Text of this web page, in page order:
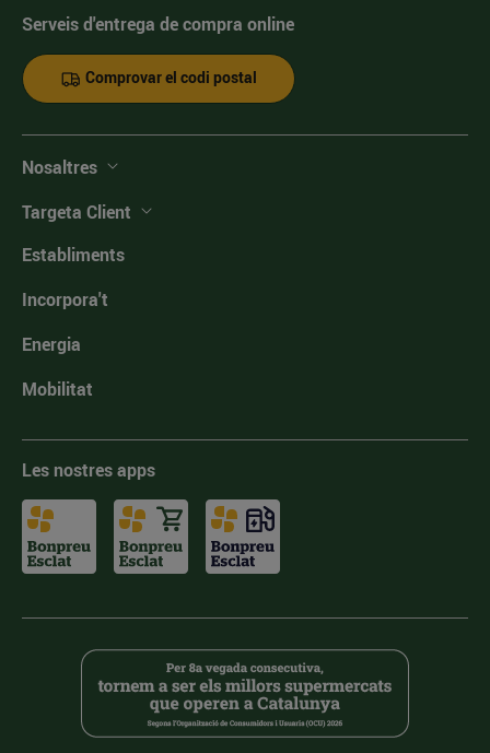
Serveis d'entrega de compra online
Comprovar el codi postal
Nosaltres
Targeta Client
Establiments
Incorpora't
Energia
Mobilitat
Les nostres apps